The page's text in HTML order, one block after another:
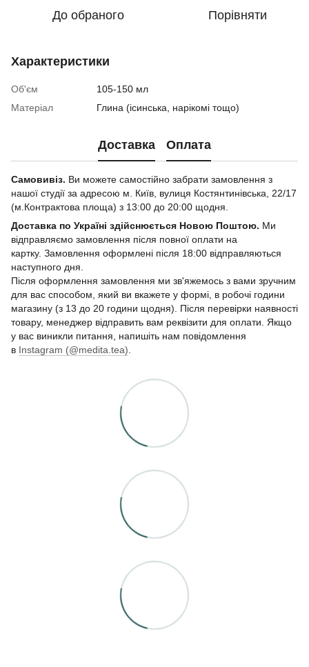
До обраного Порівняти
Характеристики
Об'єм
105-150 мл
Матеріал
Глина (ісинська, нарікомі тощо)
Доставка Оплата
Самовивіз. Ви можете самостійно забрати замовлення з
нашої студії за адресою м. Київ, вулиця Костянтинівська, 22/17
(м.Контрактова площа) з 13:00 до 20:00 щодня.
Доставка по Україні здійснюється Новою Поштою. Ми
відправляємо замовлення після повної оплати на
картку. Замовлення оформлені після 18:00 відправляються
наступного дня.
Після оформлення замовлення ми зв'яжемось з вами зручним
для вас способом, який ви вкажете у формі, в робочі години
магазину (з 13 до 20 години щодня). Після перевірки наявності
товару, менеджер відправить вам реквізити для оплати. Якщо
у вас виникли питання, напишіть нам повідомлення
в Instagram (@medita.tea)